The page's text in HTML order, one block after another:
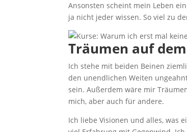
Ansonsten scheint mein Leben
ja nicht jeder wissen. So viel zu
Träumen auf
Ich stehe mit beiden Beinen
den unendlichen Weiten
sein. Außerdem wäre mir
mich, aber auch für andere.
Ich liebe Visionen und alles, was